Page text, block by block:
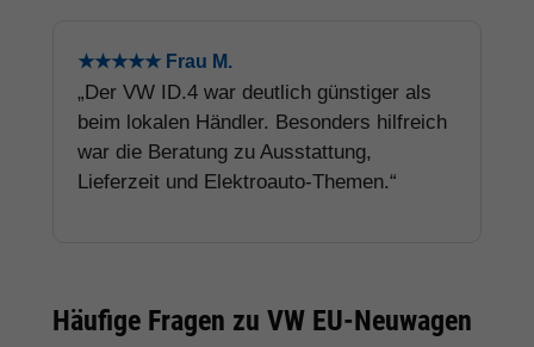
★★★★★ Frau M.
„Der VW ID.4 war deutlich günstiger als
beim lokalen Händler. Besonders hilfreich
war die Beratung zu Ausstattung,
Lieferzeit und Elektroauto-Themen.“
Häufige Fragen zu VW EU-Neuwagen